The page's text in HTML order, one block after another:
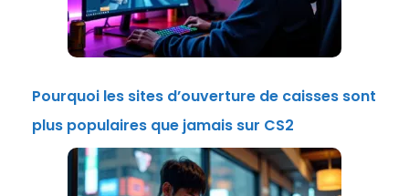
Pourquoi les sites d’ouverture de caisses sont
plus populaires que jamais sur CS2